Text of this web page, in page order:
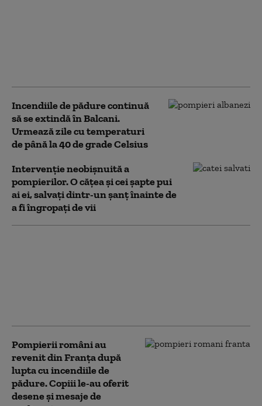
Incendiile de pădure continuă
să se extindă în Balcani.
Urmează zile cu temperaturi
de până la 40 de grade Celsius
Intervenție neobișnuită a
pompierilor. O cățea și cei șapte pui
ai ei, salvați dintr-un șanț înainte de
a fi îngropați de vii
Pompierii români au
revenit din Franța după
lupta cu incendiile de
pădure. Copiii le-au oferit
desene și mesaje de